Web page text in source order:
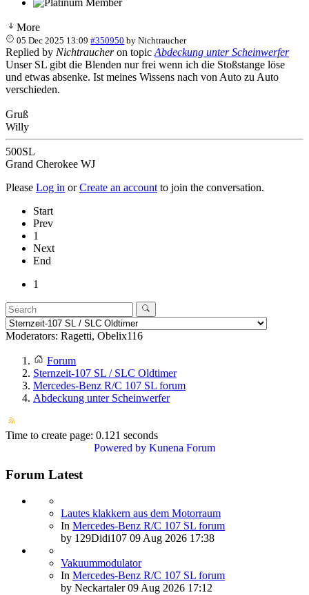
More
05 Dec 2025 13:09 #350950 byNichtraucher
Replied by Nichtraucheron topic Abdeckung unter Scheinwerfer
Unser SL gibt die Blenden nur frei wenn ich die Stoßstange löse
und etwas absenke. Ist meines Wissens nach von Auto zu Auto
verschieden.
Gruß
Willy
500SL
Grand Cherokee WJ
Please Log in orCreate an account to join the conversation.
Start
Prev
1
Next
End
1
Moderators: Ragetti, Obelix116
Forum
Sternzeit-107 SL / SLC Oldtimer
Mercedes-Benz R/C 107 SL forum
Abdeckung unter Scheinwerfer
Time to create page: 0.121 seconds
Powered by Kunena Forum
Forum Latest
Lautes klakkern aus dem Motorraum
In Mercedes-Benz R/C 107 SL forum
by 129Didi107 09 Aug 2026 17:38
Vakuummodulator
In Mercedes-Benz R/C 107 SL forum
by Neckartaler 09 Aug 2026 17:12